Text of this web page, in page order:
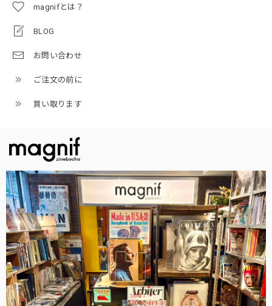
magnifとは？
BLOG
お問い合わせ
ご注文の前に
買い取ります